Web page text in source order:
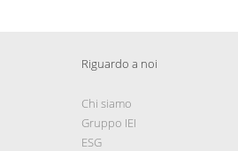
Riguardo a noi
Chi siamo
Gruppo IEI
ESG